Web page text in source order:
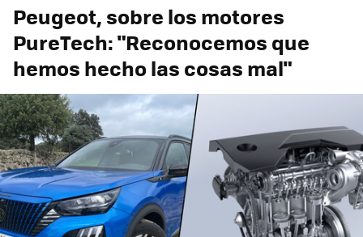
Peugeot, sobre los motores
PureTech: "Reconocemos que
hemos hecho las cosas mal"